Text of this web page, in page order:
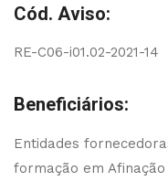
Cód. Aviso:
RE-C06-i01.02-2021-14
Beneficiários:
Entidades
formação em Afinação